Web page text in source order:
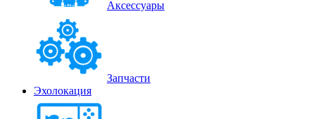
Аксессуары
Запчасти
Эхолокация